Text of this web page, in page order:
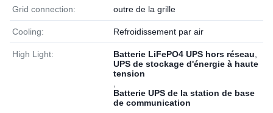
Grid connection: outre de la grille
Cooling: Refroidissement par air
High Light: Batterie LiFePO4 UPS hors réseau
UPS de stockage d'énergie à haute
tension
Batterie UPS de la station de base
de communication